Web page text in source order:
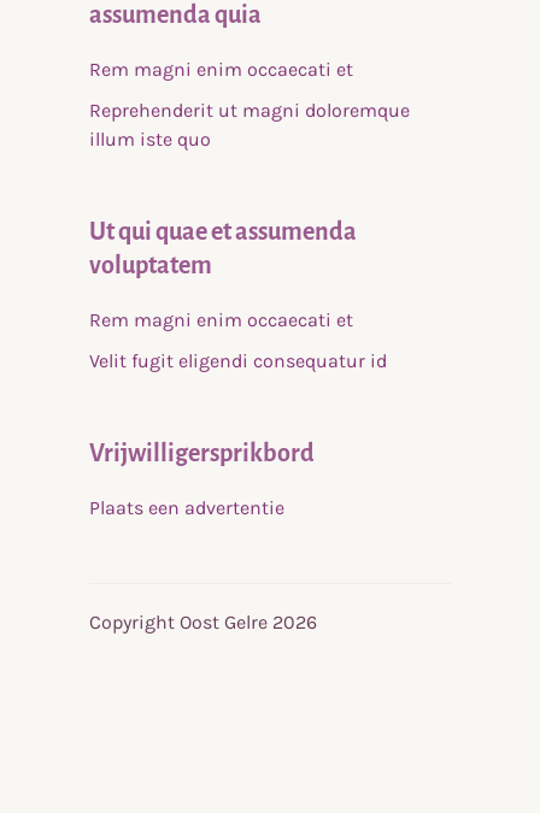
assumenda quia
Rem magni enim occaecati et
Reprehenderit ut magni doloremque
illum iste quo
Ut qui quae et assumenda
voluptatem
Rem magni enim occaecati et
Velit fugit eligendi consequatur id
Vrijwilligersprikbord
Plaats een advertentie
Copyright Oost Gelre 2026